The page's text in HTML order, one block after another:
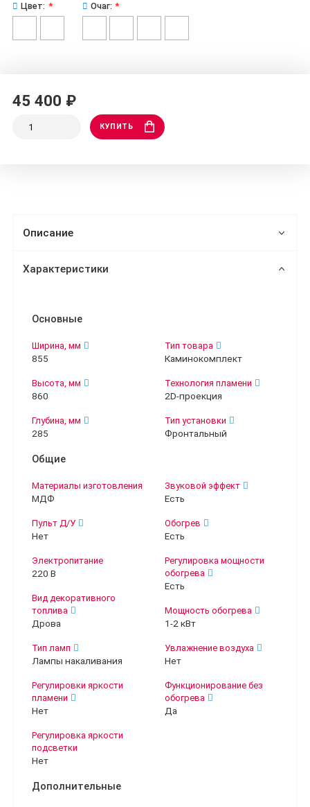
Цвет: Очаг:
45 400 ₽
КУПИТЬ
Описание
Характеристики
Основные
Ширина, мм
855
Высота, мм
860
Глубина, мм
285
Тип товара
Каминокомплект
Технология пламени
2D-проекция
Тип установки
Фронтальный
Общие
Материалы изготовления
МДФ
Пульт Д/У
Нет
Электропитание
220 В
Вид декоративного
топлива
Дрова
Тип ламп
Лампы накаливания
Регулировки яркости
пламени
Нет
Регулировка яркости
подсветки
Нет
Звуковой эффект
Есть
Обогрев
Есть
Регулировка мощности
обогрева
Есть
Мощность обогрева
1-2 кВт
Увлажнение воздуха
Нет
Функционирование без
обогрева
Да
Дополнительные